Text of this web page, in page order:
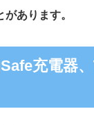
あります。
充電器